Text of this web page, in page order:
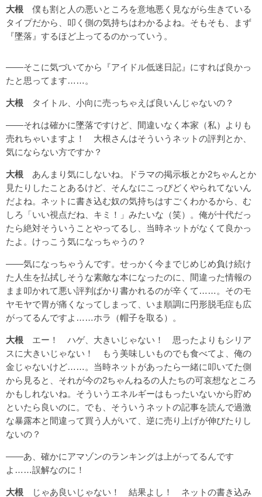
大根 僕も割と人の悪いところを意地悪く見ながら生きている
タイプだから、叩く側の気持ちはわかるよね。そもそも、まず
『墜落』するほど上ってるのかっていう。
――そこに気づいてから『アイドル低迷日記』にすれば良かっ
たと思ってます……。
大根 タイトル、小向に売っちゃえば良いんじゃないの？
――それは確かに墜落ですけど、間違いなく本家（私）よりも
売れちゃいますよ！ 大根さんはそういうネットの評判とか、
気にならない方ですか？
大根 あんまり気にしないね。ドラマの掲示板とか2ちゃんとか
見たりしたことあるけど、そんなにこっぴどくやられてないん
だよね。ネットに書き込む奴の気持ちはすごくわかるから、む
しろ「いい視点だね、キミ！」みたいな（笑）。俺が十代だっ
たら絶対そういうことやってるし、当時ネットがなくて良かっ
たよ。けっこう気になっちゃうの？
――気になっちゃうんです。せっかく今までじめじめ負け続け
た人生を払拭しそうな素敵な本になったのに、間違った情報の
まま叩かれて悪い評判ばかり書かれるのが辛くて……。そのモ
ヤモヤで胃が痛くなってしまって、いま順調に円形脱毛症も広
がってるんですよ……ホラ（帽子を取る）。
大根 エー！ ハゲ、大きいじゃない！ 思ったよりもシリア
スに大きいじゃない！ もう美味しいものでも食べてよ、俺の
金じゃないけど……。当時ネットがあったら一緒に叩いてた側
から見ると、それが今の2ちゃんねるの人たちの可哀想なところ
かもしれないね。そういうエネルギーはもったいないから貯め
といたら良いのに。でも、そういうネットの記事を読んで過激
な暴露本と間違って買う人がいて、逆に売り上げが伸びたりし
ないの？
――あ、確かにアマゾンのランキングは上がってるんです
よ……誤解なのに！
大根 じゃあ良いじゃない！ 結果よし！ ネットの書き込み